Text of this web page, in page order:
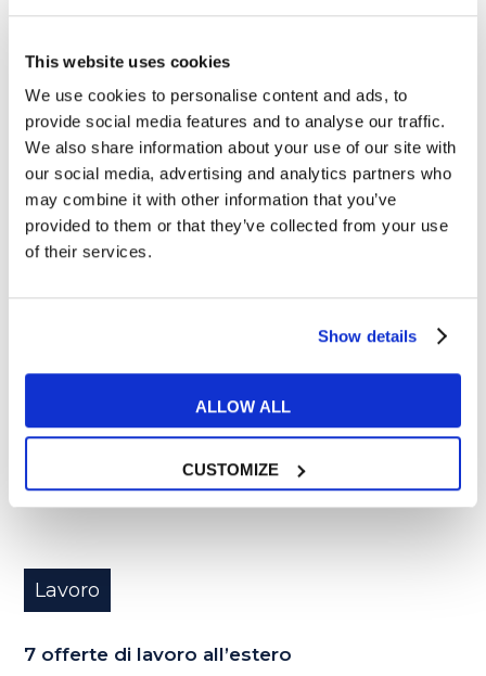
This website uses cookies
We use cookies to personalise content and ads, to
provide social media features and to analyse our traffic.
We also share information about your use of our site with
our social media, advertising and analytics partners who
may combine it with other information that you’ve
provided to them or that they’ve collected from your use
of their services.
Show details
ALLOW ALL
CUSTOMIZE
Lavoro
presentare e l’iter da seguire
06
Lavoro
7 offerte di lavoro all’estero